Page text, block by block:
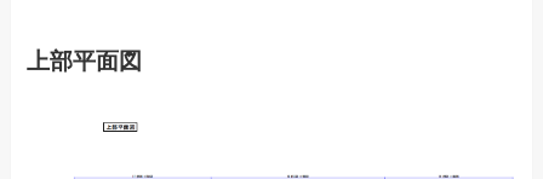
上部平面図